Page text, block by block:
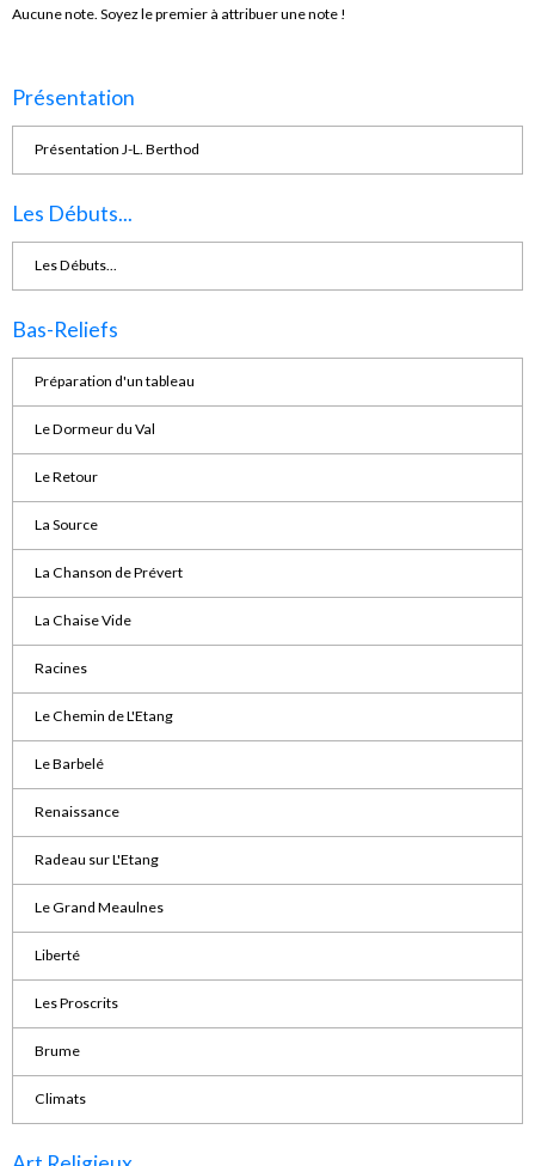
Aucune note. Soyez le premier à attribuer une note !
Présentation
Présentation J-L. Berthod
Les Débuts...
Les Débuts...
Bas-Reliefs
Préparation d'un tableau
Le Dormeur du Val
Le Retour
La Source
La Chanson de Prévert
La Chaise Vide
Racines
Le Chemin de L'Etang
Le Barbelé
Renaissance
Radeau sur L'Etang
Le Grand Meaulnes
Liberté
Les Proscrits
Brume
Climats